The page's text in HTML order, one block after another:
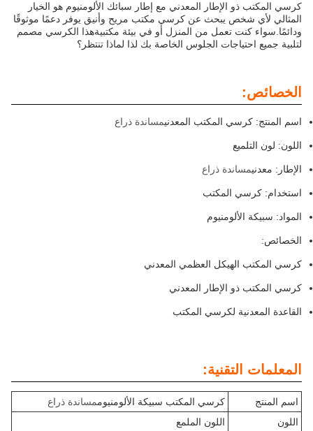
كرسي المكتب ذو الإطار المعدني مع إطار سبائك الألومنيوم هو الخيار
المثالي لأي شخص يبحث عن كرسي مكتب مريح وأنيق يوفر دعمًا موثوقًا
ودائمًا.سواء كنت تعمل من المنزل أو في بيئة مكتبيةهذا الكرسي مصمم
لتلبية جميع احتياجات الجلوس الخاصة بك لذا لماذا تنتظر؟
الخصائص:
اسم المنتج: كرسي المكتب المعدنيمساندة ذراع
اللون: لون التلميع
الإطار: معدنيمساندة ذراع
استخدام: كرسي المكتب
المواد: سبيكة الألومنيوم
الخصائص:
كرسي المكتب الهيكل العظمي المعدني
كرسي المكتب ذو الإطار المعدني
القاعدة المعدنية لكرسي المكتب
المعلمات التقنية:
اسم المنتج كرسي المكتب سبيكة الألومنيوممساندة ذراع
اللون
اللون الملمع